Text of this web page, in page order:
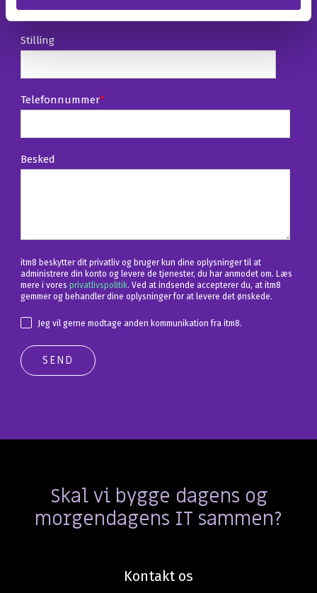
Stilling
Telefonnummer*
Besked
itm8 beskytter dit privatliv og bruger kun dine oplysninger til at
administrere din konto og levere de tjenester, du har anmodet om. Læs
mere i vores privatlivspolitik. Ved at indsende accepterer du, at itm8
gemmer og behandler dine oplysninger for at levere det ønskede.
Jeg vil gerne modtage anden kommunikation fra itm8.
Skal vi bygge dagens og
morgendagens IT sammen?
Kontakt os